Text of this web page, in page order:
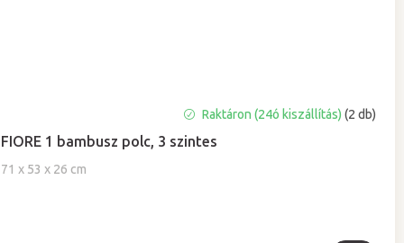
FIORE 1 bambusz polc, 3 szintes
71 x 53 x 26 cm
átlagos
értékelése
Raktáron (24ó kiszállítás)(2 db)